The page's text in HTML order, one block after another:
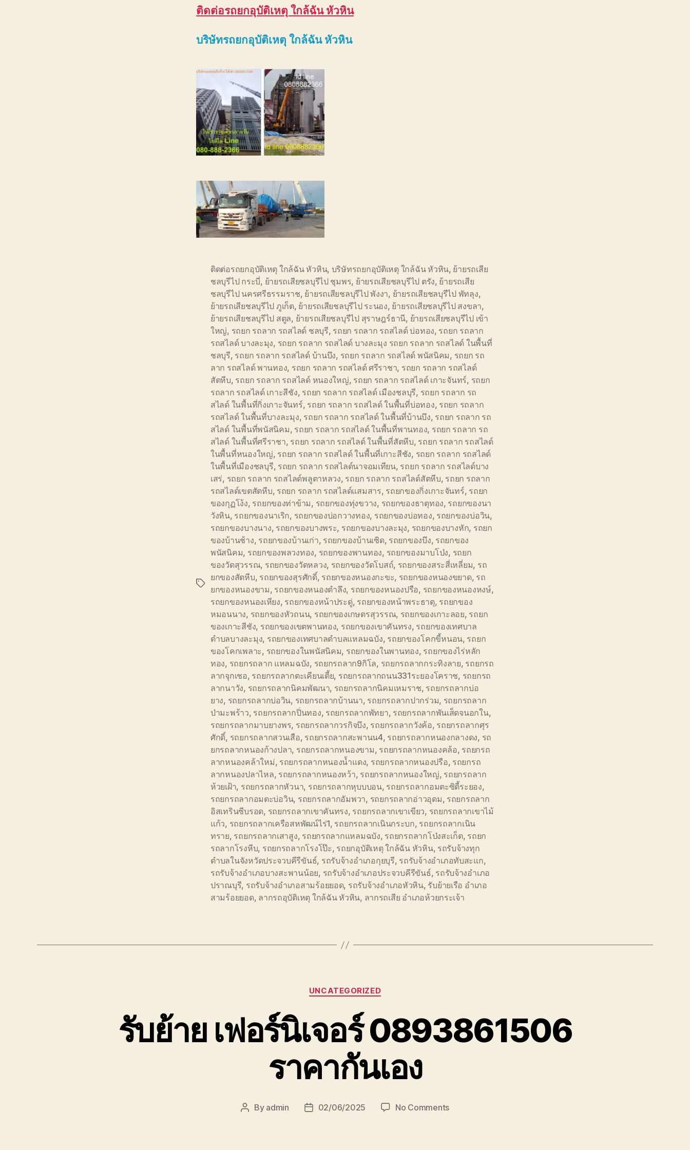
ติดต่อรถยกอุบัติเหตุ ใกล้ฉัน หัวหิน
บริษัทรถยกอุบัติเหตุ ใกล้ฉัน หัวหิน
Tags
ติดต่อรถยกอุบัติเหตุ ใกล้ฉัน หัวหิน, บริษัทรถยกอุบัติเหตุ ใกล้ฉัน หัวหิน, ย้ายรถเสีย
ชลบุรีไป กระบี่, ย้ายรถเสียชลบุรีไป ชุมพร, ย้ายรถเสียชลบุรีไป ตรัง, ย้ายรถเสีย
ชลบุรีไป นครศรีธรรมราช, ย้ายรถเสียชลบุรีไป พังงา, ย้ายรถเสียชลบุรีไป พัทลุง,
ย้ายรถเสียชลบุรีไป ภูเก็ต, ย้ายรถเสียชลบุรีไป ระนอง, ย้ายรถเสียชลบุรีไป สงขลา,
ย้ายรถเสียชลบุรีไป สตูล, ย้ายรถเสียชลบุรีไป สุราษฎร์ธานี, ย้ายรถเสียชลบุรีไป เข้า
ใหญ่, รถยก รถลาก รถสไลด์ ชลบุรี, รถยก รถลาก รถสไลด์ บ่อทอง, รถยก รถลาก
รถสไลด์ บางละมุง, รถยก รถลาก รถสไลด์ บางละมุง รถยก รถลาก รถสไลด์ ในพื้นที่
ชลบุรี, รถยก รถลาก รถสไลด์ บ้านบึง, รถยก รถลาก รถสไลด์ พนัสนิคม, รถยก รถ
ลาก รถสไลด์ พานทอง, รถยก รถลาก รถสไลด์ ศรีราชา, รถยก รถลาก รถสไลด์
สัตหีบ, รถยก รถลาก รถสไลด์ หนองใหญ่, รถยก รถลาก รถสไลด์ เกาะจันทร์, รถยก
รถลาก รถสไลด์ เกาะสีชัง, รถยก รถลาก รถสไลด์ เมืองชลบุรี, รถยก รถลาก รถ
สไลด์ ในพื้นที่กิ่งเกาะจันทร์, รถยก รถลาก รถสไลด์ ในพื้นที่บ่อทอง, รถยก รถลาก
รถสไลด์ ในพื้นที่บางละมุง, รถยก รถลาก รถสไลด์ ในพื้นที่บ้านบึง, รถยก รถลาก รถ
สไลด์ ในพื้นที่พนัสนิคม, รถยก รถลาก รถสไลด์ ในพื้นที่พานทอง, รถยก รถลาก รถ
สไลด์ ในพื้นที่ศรีราชา, รถยก รถลาก รถสไลด์ ในพื้นที่สัตหีบ, รถยก รถลาก รถสไลด์
ในพื้นที่หนองใหญ่, รถยก รถลาก รถสไลด์ ในพื้นที่เกาะสีชัง, รถยก รถลาก รถสไลด์
ในพื้นที่เมืองชลบุรี, รถยก รถลาก รถสไลด์นาจอมเทียน, รถยก รถลาก รถสไลด์บาง
เสร่, รถยก รถลาก รถสไลด์พลูตาหลวง, รถยก รถลาก รถสไลด์สัตหีบ, รถยก รถลาก
รถสไลด์เขตสัตหีบ, รถยก รถลาก รถสไลด์แสมสาร, รถยกของกิ่งเกาะจันทร์, รถยก
ของกุฏโง้ง, รถยกของท่าข้าม, รถยกของทุ่งขวาง, รถยกของธาตุทอง, รถยกของนา
วังหิน, รถยกของนาเริก, รถยกของบ่อกวางทอง, รถยกของบ่อทอง, รถยกของบ่อวิน,
รถยกของบางนาง, รถยกของบางพระ, รถยกของบางละมุง, รถยกของบางหัก, รถยก
ของบ้านช้าง, รถยกของบ้านเก่า, รถยกของบ้านเซิด, รถยกของบึง, รถยกของ
พนัสนิคม, รถยกของพลวงทอง, รถยกของพานทอง, รถยกของมาบโป่ง, รถยก
ของวัดสุวรรณ, รถยกของวัดหลวง, รถยกของวัดโบสถ์, รถยกของสระสี่เหลี่ยม, รถ
ยกของสัตหีบ, รถยกของสุรศักดิ์, รถยกของหนองกะขะ, รถยกของหนองขยาด, รถ
ยกของหนองขาม, รถยกของหนองตำลึง, รถยกของหนองปรือ, รถยกของหนองหงษ์,
รถยกของหนองเหียง, รถยกของหน้าประดู่, รถยกของหน้าพระธาตุ, รถยกของ
หมอนนาง, รถยกของหัวถนน, รถยกของเกษตรสุวรรณ, รถยกของเกาะลอย, รถยก
ของเกาะสีชัง, รถยกของเขตพานทอง, รถยกของเขาคันทรง, รถยกของเทศบาล
ตำบลบางละมุง, รถยกของเทศบาลตำบลแหลมฉบัง, รถยกของโคกขี้หนอน, รถยก
ของโคกเพลาะ, รถยกของในพนัสนิคม, รถยกของในพานทอง, รถยกของไร่หลัก
ทอง, รถยกรถลาก แหลมฉบัง, รถยกรถลาก9กิโล, รถยกรถลากกระทิงลาย, รถยกรถ
ลากจุกเชอ, รถยกรถลากตะเคียนเตี้ย, รถยกรถลากถนน331ระยองโคราช, รถยกรถ
ลากนาวัง, รถยกรถลากนิคมพัฒนา, รถยกรถลากนิคมเหมราช, รถยกรถลากบ่อ
ยาง, รถยกรถลากบ่อวิน, รถยกรถลากบ้านนา, รถยกรถลากปากร่วม, รถยกรถลาก
ป่ามะพร้าว, รถยกรถลากปิ่นทอง, รถยกรถลากพัทยา, รถยกรถลากพันเส็ดจนอกใน,
รถยกรถลากมาบยางพร, รถยกรถลากวรกิจบึง, รถยกรถลากวังค้อ, รถยกรถลากศุร
ศักดิ์, รถยกรถลากสวนเสือ, รถยกรถลากสะพานน4, รถยกรถลากหนองกลางดง, รถ
ยกรถลากหนองก้างปลา, รถยกรถลากหนองขาม, รถยกรถลากหนองคล้อ, รถยกรถ
ลากหนองคล้าใหม่, รถยกรถลากหนองน้ำแดง, รถยกรถลากหนองปรือ, รถยกรถ
ลากหนองปลาไหล, รถยกรถลากหนองหว้า, รถยกรถลากหนองใหญ่, รถยกรถลาก
ห้วยเฝ้า, รถยกรถลากหัวนา, รถยกรถลากหุบบบอน, รถยกรถลากอมตะซิตี้ระยอง,
รถยกรถลากอมตะบ่อวิน, รถยกรถลากอัมพวา, รถยกรถลากอ่าวอุดม, รถยกรถลาก
อิสเทรินซีบรอด, รถยกรถลากเขาคันทรง, รถยกรถลากเขาเขียว, รถยกรถลากเขาไม้
แก้ว, รถยกรถลากเครือสหพัฒน์ไร่1, รถยกรถลากเนินกระบก, รถยกรถลากเนิน
ทราย, รถยกรถลากเสาสูง, รถยกรถลากแหลมฉบัง, รถยกรถลากโป่งสะเก็ต, รถยก
รถลากโรงหีบ, รถยกรถลากโรงโป๊ะ, รถยกอุบัติเหตุ ใกล้ฉัน หัวหิน, รถรับจ้างทุก
ตำบลในจังหวัดประจวบคีรีขันธ์, รถรับจ้างอำเภอกุยบุรี, รถรับจ้างอำเภอทับสะแก,
รถรับจ้างอำเภอบางสะพานน้อย, รถรับจ้างอำเภอประจวบคีรีขันธ์, รถรับจ้างอำเภอ
ปราณบุรี, รถรับจ้างอำเภอสามร้อยยอด, รถรับจ้างอำเภอหัวหิน, รับย้ายเรือ อำเภอ
สามร้อยยอด, ลากรถอุบัติเหตุ ใกล้ฉัน หัวหิน, ลากรถเสีย อำเภอห้วยกระเจ้า
Categories
UNCATEGORIZED
รับย้าย เฟอร์นิเจอร์ 0893861506
ราคากันเอง
Post
By admin
Post02/06/2025 No Commentson